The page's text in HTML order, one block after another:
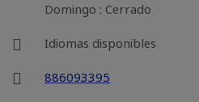
Domingo : Cerrado
Idiomas disponibles
886093395